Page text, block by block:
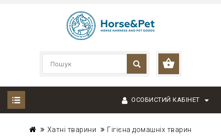
ОСОБИСТИЙ КАБІНЕТ
Хатні тварини
Гігієна домашніх тварин